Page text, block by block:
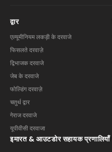
द्वार
एल्यूमीनियम लकड़ी के दरवाजे
फिसलते दरवाज़े
द्विभाजक दरवाजे
जेब के दरवाजे
फोल्डिंग दरवाज़े
चतुर्थ द्वार
गेराज दरवाजे
यूपीवीसी दरवाजा
इमारत & आउटडोर सहायक प्रणालियाँ